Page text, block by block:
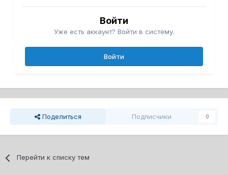
Войти
Уже есть аккаунт? Войти в систему.
Войти
Поделиться Подписчики 0
Перейти к списку тем